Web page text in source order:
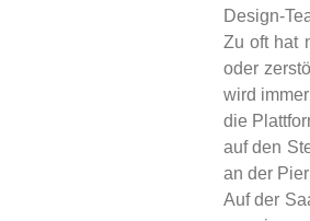
Design-
Zu oft hat
oder
wird
die
auf den
an der
Auf der